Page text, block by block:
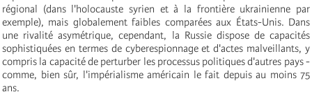
régional (dans l'holocauste syrien et à la frontière ukrainienne par
exemple), mais globalement faibles comparées aux États-Unis. Dans
une rivalité asymétrique, cependant, la Russie dispose de capacités
sophistiquées en termes de cyberespionnage et d'actes malveillants, y
compris la capacité de perturber les processus politiques d'autres pays -
comme, bien sûr, l'impérialisme américain le fait depuis au moins 75
ans.